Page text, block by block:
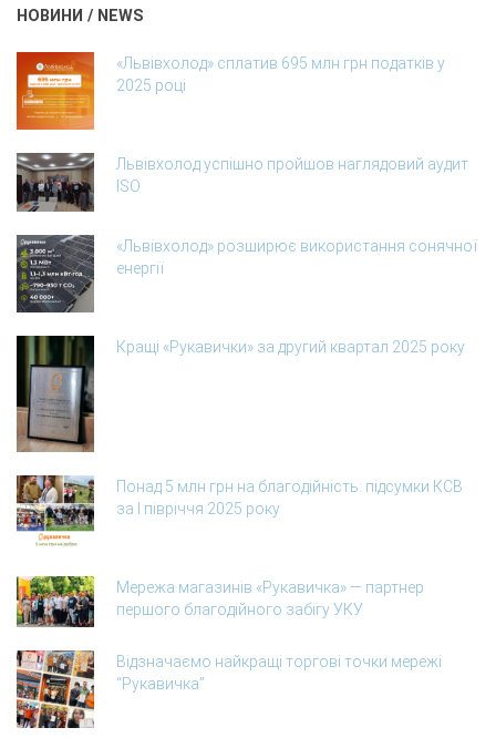
НОВИНИ / NEWS
«Львівхолод» сплатив 695 млн грн податків у
2025 році
Львівхолод успішно пройшов наглядовий аудит
ISO
«Львівхолод» розширює використання сонячної
енергії
Кращі «Рукавички» за другий квартал 2025 року
Понад 5 млн грн на благодійність: підсумки КСВ
за І півріччя 2025 року
Мережа магазинів «Рукавичка» — партнер
першого благодійного забігу УКУ
Відзначаємо найкращі торгові точки мережі
“Рукавичка”